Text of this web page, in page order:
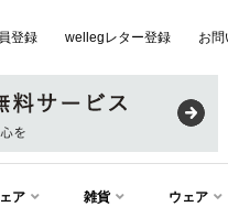
登録 wellegレター登録 お
ア 雑貨 ウェア